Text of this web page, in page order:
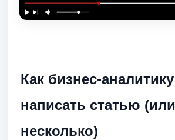
Как бизнес-аналитику
написать статью (или
несколько)